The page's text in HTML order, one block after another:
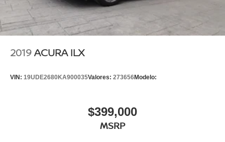
2019ACURA ILX
VIN: 19UDE2680KA900035Valores: 273656Modelo:
$399,000
MSRP